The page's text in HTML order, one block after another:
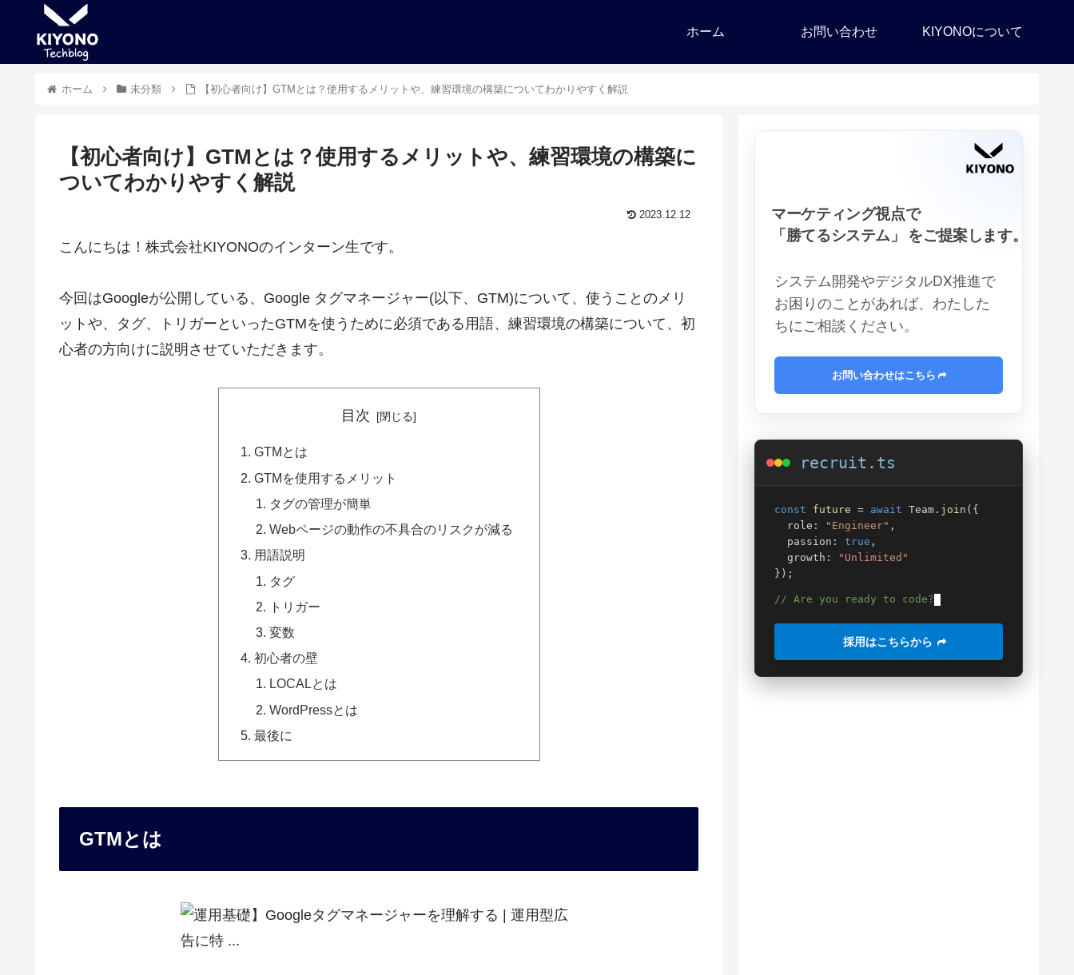
ホーム お問い合わせ KIYONOについて
ホーム 未分類 【初心者向け】GTMとは？使用するメリットや、練習環境の構築についてわかりやすく解説
【初心者向け】GTMとは？使用するメリットや、練習環境の構築に
ついてわかりやすく解説
2023.12.12
こんにちは！株式会社KIYONOのインターン生です。
今回はGoogleが公開している、Google タグマネージャー(以下、GTM)について、使うことのメリ
ットや、タグ、トリガーといったGTMを使うために必須である用語、練習環境の構築について、初
心者の方向けに説明させていただきます。
目次
GTMとは
GTMを使用するメリット
タグの管理が簡単
Webページの動作の不具合のリスクが減る
用語説明
タグ
トリガー
変数
初心者の壁
LOCALとは
WordPressとは
最後に
GTMとは
マーケティング視点で
「勝てるシステム」 をご提案します。
システム開発やデジタルDX推進で
お困りのことがあれば、わたした
ちにご相談ください。
お問い合わせはこちら
recruit.ts
const future = await Team. join ({
role:
"Engineer" ,
passion: true ,
growth:
"Unlimited"
});
// Are you ready to code?
採用はこちらから